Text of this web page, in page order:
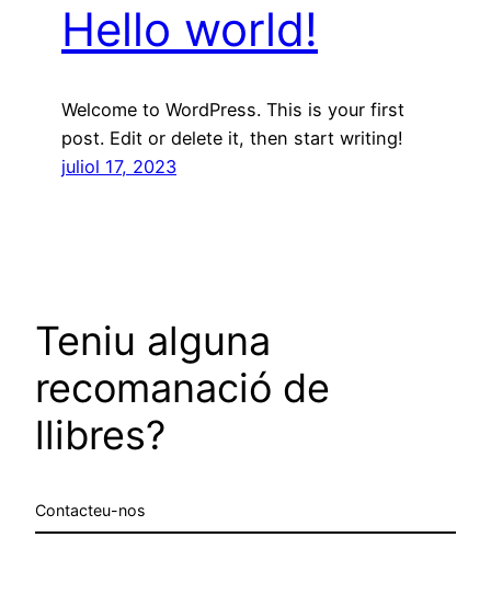
Hello world!
Welcome to WordPress. This is your first
post. Edit or delete it, then start writing!
juliol 17, 2023
Teniu alguna
recomanació de
llibres?
Contacteu-nos